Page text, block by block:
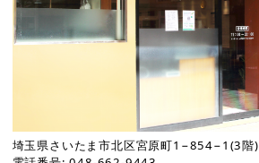
埼玉県さいたま市北区宮原町1−854−1(3階)